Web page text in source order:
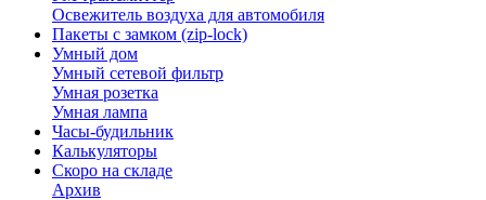
Освежитель воздуха для автомобиля
Пакеты с замком (zip-lock)
Умный дом
Умный сетевой фильтр
Умная розетка
Умная лампа
Часы-будильник
Калькуляторы
Скоро на складе
Архив